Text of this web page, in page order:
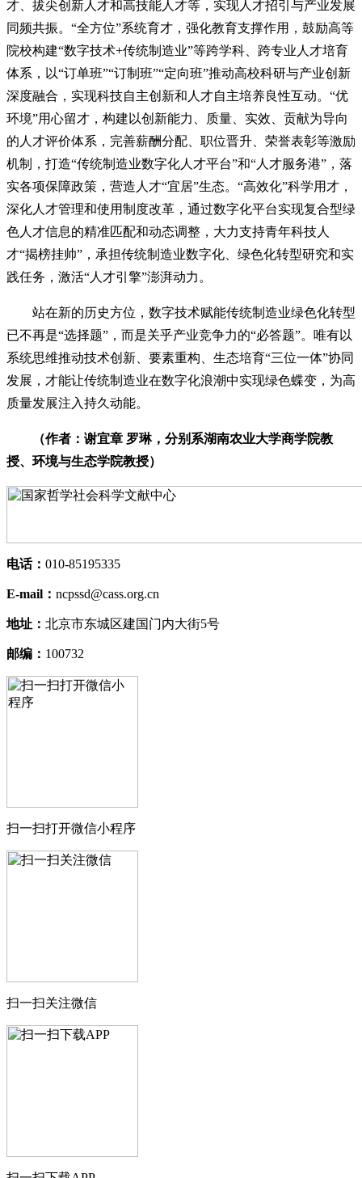
才、拔尖创新人才和高技能人才等，实现人才招引与产业发展
同频共振。“全方位”系统育才，强化教育支撑作用，鼓励高等
院校构建“数字技术+传统制造业”等跨学科、跨专业人才培育
体系，以“订单班”“订制班”“定向班”推动高校科研与产业创新
深度融合，实现科技自主创新和人才自主培养良性互动。“优
环境”用心留才，构建以创新能力、质量、实效、贡献为导向
的人才评价体系，完善薪酬分配、职位晋升、荣誉表彰等激励
机制，打造“传统制造业数字化人才平台”和“人才服务港”，落
实各项保障政策，营造人才“宜居”生态。“高效化”科学用才，
深化人才管理和使用制度改革，通过数字化平台实现复合型绿
色人才信息的精准匹配和动态调整，大力支持青年科技人
才“揭榜挂帅”，承担传统制造业数字化、绿色化转型研究和实
践任务，激活“人才引擎”澎湃动力。
站在新的历史方位，数字技术赋能传统制造业绿色化转型
已不再是“选择题”，而是关乎产业竞争力的“必答题”。唯有以
系统思维推动技术创新、要素重构、生态培育“三位一体”协同
发展，才能让传统制造业在数字化浪潮中实现绿色蝶变，为高
质量发展注入持久动能。
（作者：谢宜章 罗琳，分别系湖南农业大学商学院教
授、环境与生态学院教授）
电话： 010-85195335
E-mail： ncpssd@cass.org.cn
地址： 北京市东城区建国门内大街5号
邮编： 100732
扫一扫打开微信小程序
扫一扫关注微信